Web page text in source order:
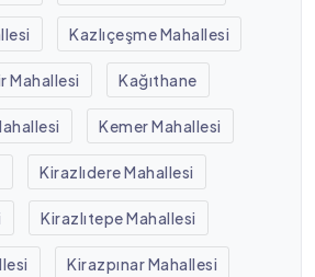
Kazlıçeşme Mahallesi
Mahallesi Kağıthane
Kemer Mahallesi
Kirazlıdere Mahallesi
Kirazlıtepe Mahallesi
Kirazpınar Mahallesi